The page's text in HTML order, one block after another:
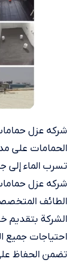
شركه عزل
الحمامات على
تسرب الماء إلى
شركه عزل
الطائف
الشركة بتقديم
احتياجات جميع
تضمن الحفاظ